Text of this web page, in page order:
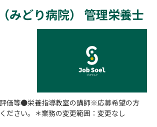
どり病院） 管理栄養士
価等●栄養指導教室の講師※応募希望の方
ださい。＊業務の変更範囲：変更なし